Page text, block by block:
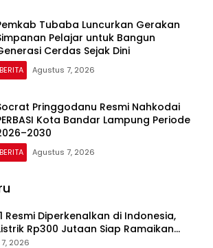
Tubaba Luncurkan Gerakan
Pelajar untuk Bangun
Cerdas Sejak Dini
BERITA Agustus 7, 2026
Pringgodanu Resmi Nahkodai
Kota Bandar Lampung Periode
BERITA Agustus 7, 2026
Resmi Diperkenalkan di Indonesia,
Rp300 Jutaan Siap Ramaikan
2026